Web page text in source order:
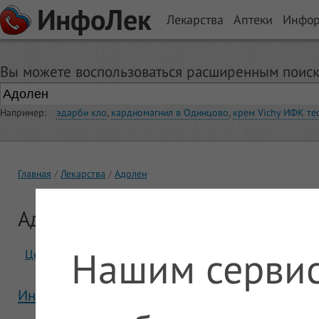
ИнфоЛек Лекарства Аптеки
Вы можете воспользоваться расширенным
Например: эдарби кло, кардиомагнил в Одинцово, крем Vichy ИФК
Главная Лекарства Адолен
Адолен
Цены Отзывы
Инструкция Адолен
Нашим